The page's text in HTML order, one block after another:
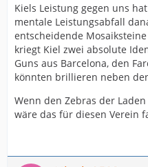
Kiels Leistung gegen uns
mentale Leistungsabfall
entscheidende
kriegt Kiel zwei absolute
Guns aus Barcelona, den
könnten brillieren neben
Wenn den Zebras der
wäre das für diesen Verein